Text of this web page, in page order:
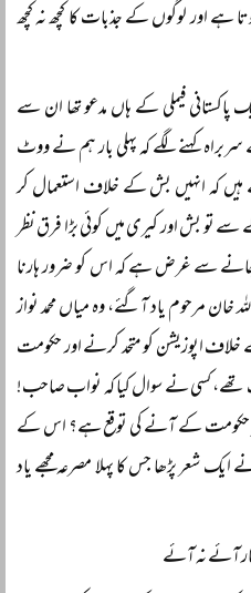
ہے اور لوگوں کے جذبات کا کچھ نہ کچھ
فیملی کے ہاں مدعو تھا ان سے
کہنے لگے کہ پہلی بار ہم نے ووٹ
کہ انہیں بش کے خلاف استعمال کر
تو بش اور کیری میں کوئی بڑا فرق نظر
جانے سے غرض ہے کہ اس کو ضرور ہارنا
خان مرحوم یاد آگئے، وہ میاں محمد نواز
اپوزیشن کو متحد کرنے اور حکومت
کسی نے سوال کیا کہ نواب صاحب!
حکومت کے آنے کی توقع ہے؟ اس کے
شعر پڑھا جس کا پہلا مصرعہ مجھے یاد
آئے نہ آئے